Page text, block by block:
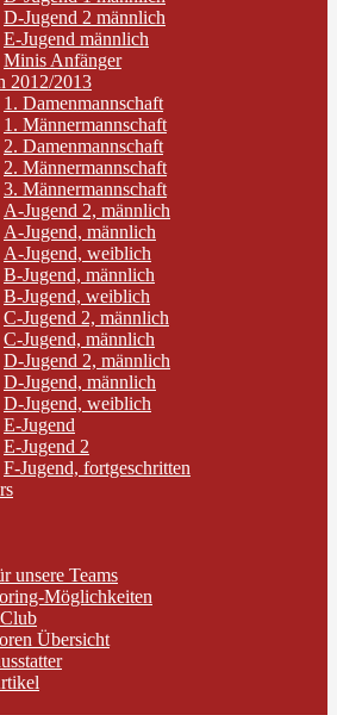
D-Jugend 2 männlich
E-Jugend männlich
Minis Anfänger
2012/2013
1. Damenmannschaft
1. Männermannschaft
2. Damenmannschaft
2. Männermannschaft
3. Männermannschaft
A-Jugend 2, männlich
A-Jugend, männlich
A-Jugend, weiblich
B-Jugend, männlich
B-Jugend, weiblich
C-Jugend 2, männlich
C-Jugend, männlich
D-Jugend 2, männlich
D-Jugend, männlich
D-Jugend, weiblich
E-Jugend
E-Jugend 2
F-Jugend, fortgeschritten
unsere Teams
Möglichkeiten
Übersicht